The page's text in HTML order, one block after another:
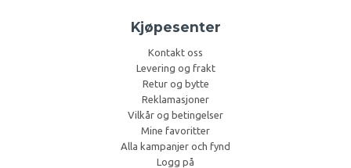
Kjøpesenter
Kontakt oss
Levering og frakt
Retur og bytte
Reklamasjoner
Vilkår og betingelser
Mine favoritter
Alla kampanjer och fynd
Logg på